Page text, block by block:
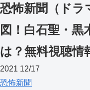
恐怖新聞（ドラ
図！白石聖・黒
は？無料視聴情
2021 12/17
恐怖新聞